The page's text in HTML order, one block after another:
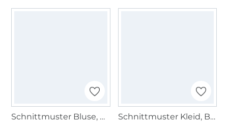
Schnittmuster Bluse, Burda 5887 Schnittmuster Kleid, Burda 6048